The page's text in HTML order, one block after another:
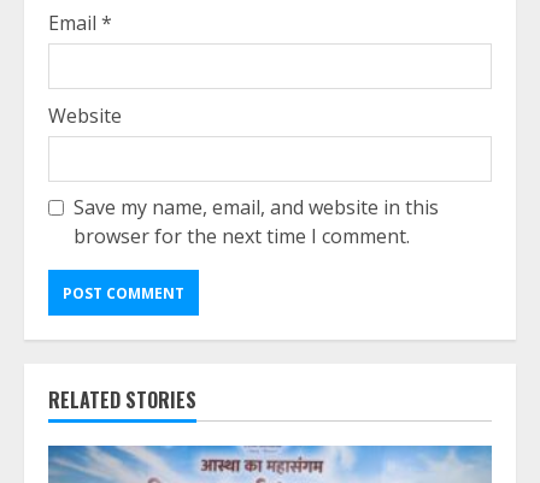
Email *
Website
Save my name, email, and website in this
browser for the next time I comment.
RELATED STORIES